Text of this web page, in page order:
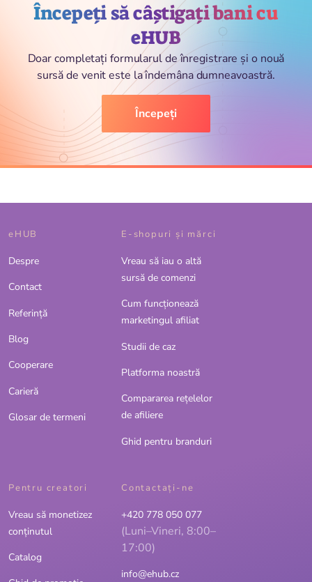
Începeți să câștigați bani cu
eHUB
Doar completați formularul de înregistrare și o nouă
sursă de venit este la îndemâna dumneavoastră.
Începeți
eHUB
Despre
Contact
Referinţă
Blog
Cooperare
Carieră
Glosar de termeni
E-shopuri și mărci
Vreau să iau o altă
sursă de comenzi
Cum funcționează
marketingul afiliat
Studii de caz
Platforma noastră
Compararea rețelelor
de afiliere
Ghid pentru branduri
Pentru creatori
Vreau să monetizez
conținutul
Catalog
Contactaţi-ne
+420 778 050 077
(Luni–Vineri, 8:00–
17:00)
info@ehub.cz